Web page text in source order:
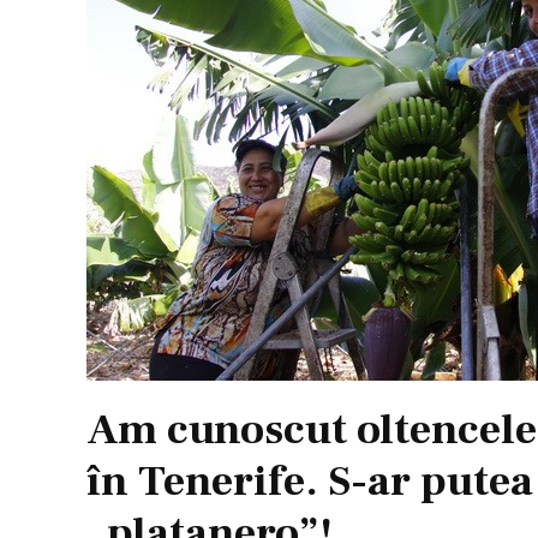
Am cunoscut
în Tenerife. S-ar